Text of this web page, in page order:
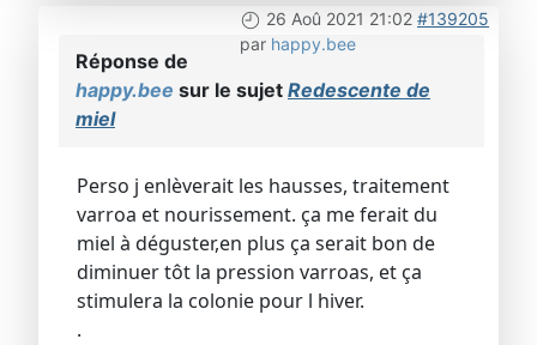
26 Aoû 2021 21:02 #139205
par happy.bee
Réponse de
happy.bee sur le sujet Redescente de
miel
Perso j enlèverait les hausses, traitement
varroa et nourissement. ça me ferait du
miel à déguster,en plus ça serait bon de
diminuer tôt la pression varroas, et ça
stimulera la colonie pour l hiver.
.